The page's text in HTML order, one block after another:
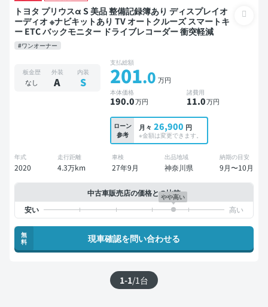
トヨタ プリウスα S 美品 整備記録簿あり ディスプレイオ
ーディオ ※ナビキットあり TV オートクルーズ スマートキ
ー ETC バックモニター ドライブレコーダー 衝突軽減
#ワンオーナー
板金歴
なし
外装
A
内装
S
支払総額
201.0 万円
本体価格
190.0万円
諸費用
11.0万円
ローン
参考
月々 26,900 円
※金額は変更できます。
年式
2020
走行距離
4.3万km
車検
27年9月
出品地域
神奈川県
納期の目安
9月〜10月
中古車販売店の価格との比較
やや高い
無
料
現車確認を問い合わせる
1-1/1台